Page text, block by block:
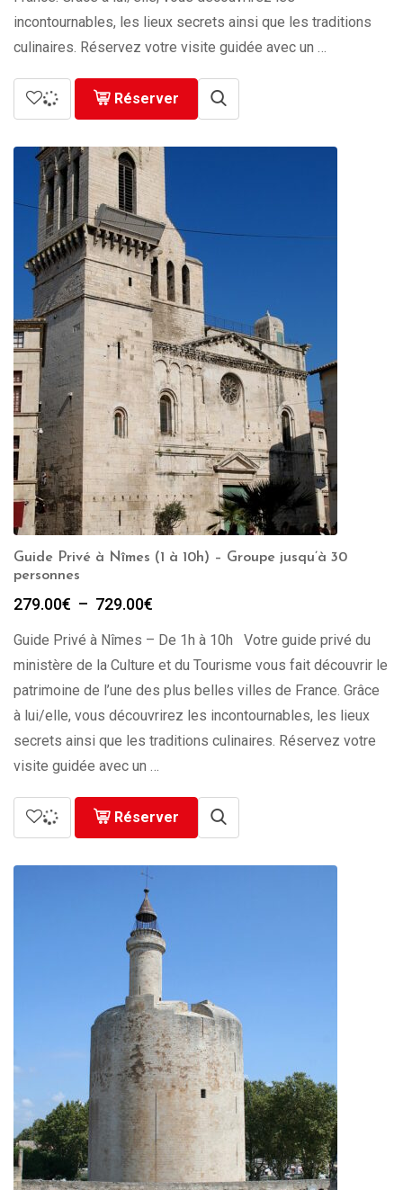
incontournables, les lieux secrets ainsi que les traditions
culinaires. Réservez votre visite guidée avec un …
Réserver
Guide Privé à Nîmes (1 à 10h) – Groupe jusqu’à 30
personnes
279.00€ – 729.00€
prix :
279.00€
à
729.00€
Guide Privé à Nîmes – De 1h à 10h Votre guide privé du
ministère de la Culture et du Tourisme vous fait découvrir le
patrimoine de l’une des plus belles villes de France. Grâce
à lui/elle, vous découvrirez les incontournables, les lieux
secrets ainsi que les traditions culinaires. Réservez votre
visite guidée avec un …
Réserver